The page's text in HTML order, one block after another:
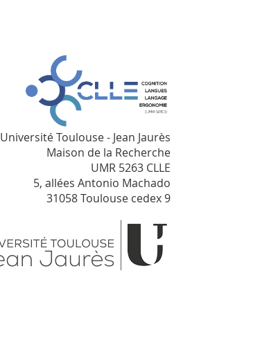
Université Toulouse - Jean Jaurès
Maison de la Recherche
UMR 5263 CLLE
5, allées Antonio Machado
31058 Toulouse cedex 9